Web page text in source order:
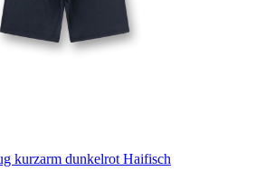
kurzarm dunkelrot Haifisch